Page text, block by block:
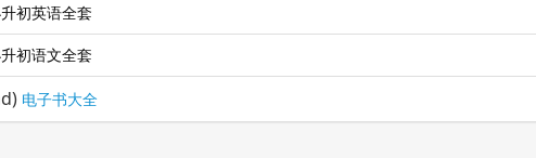
初英语全套
初语文全套
电子书大全